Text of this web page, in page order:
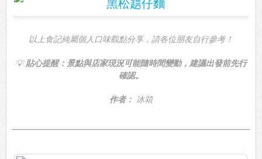
以上食記純屬個人口味觀點分享，請各位朋友自行參考！
💡貼心提醒：景點與店家現況可能隨時間變動，建議出發前先行
確認。
作者： 冰箱